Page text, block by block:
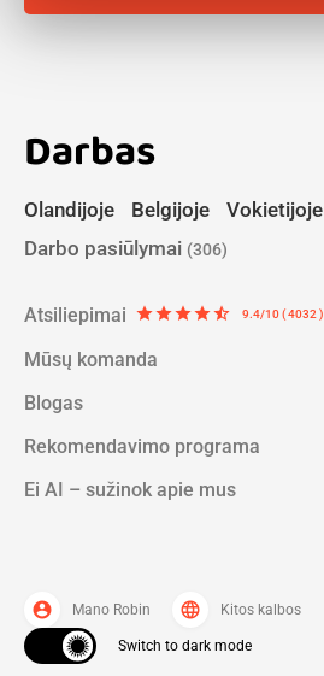
Darbas
Olandijoje Belgijoje
Vokietijoje
Darbo pasiūlymai (306)
Atsiliepimai starstarstarstarstar_half 9.4/10 ( 4032 )
Mūsų komanda
Blogas
Rekomendavimo programa
Ei AI – sužinok apie mus
account_circle Mano Robin language Kitos kalbos
Switch to dark mode